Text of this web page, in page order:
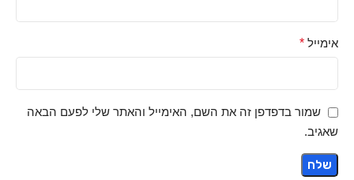
אימייל *
שמור בדפדפן זה את השם, האימייל והאתר שלי לפעם הבאה
שאגיב.